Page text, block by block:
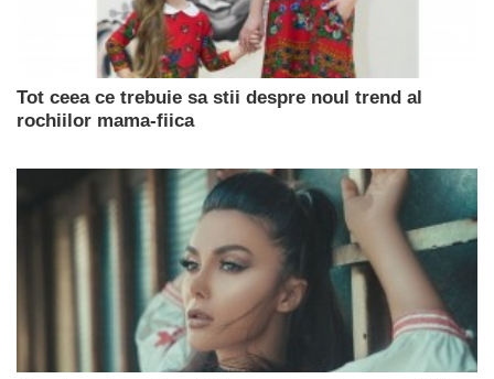
Tot ceea ce trebuie sa stii despre noul trend al
rochiilor mama-fiica